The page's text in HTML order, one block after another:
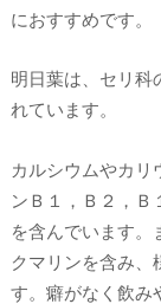
におすすめです。
明日葉は、セリ科
れています。
カルシウムやカリ
ンＢ１，Ｂ２，
を含んでいます
クマリンを含み
す。癖がなく飲み